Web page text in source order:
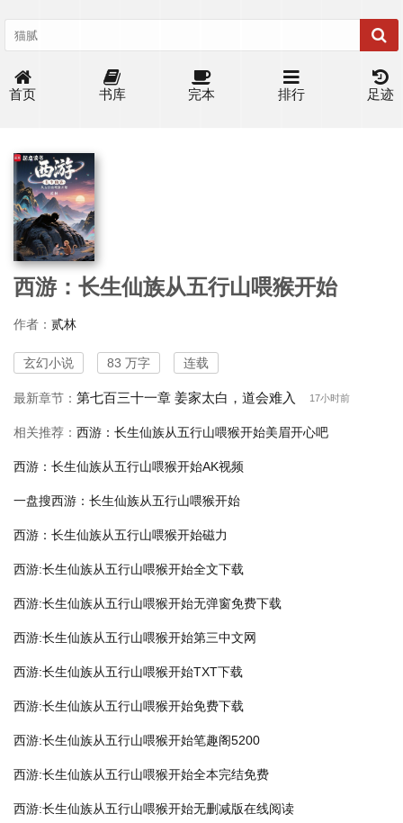
首页 书库 完本 排行 足迹
西游：长生仙族从五行山喂猴开始
作者： 贰林
玄幻小说 83 万字 连载
最新章节： 第七百三十一章 姜家太白，道会难入 17小时前
相关推荐： 西游：长生仙族从五行山喂猴开始美眉开心吧
西游：长生仙族从五行山喂猴开始AK视频
一盘搜西游：长生仙族从五行山喂猴开始
西游：长生仙族从五行山喂猴开始磁力
西游:长生仙族从五行山喂猴开始全文下载
西游:长生仙族从五行山喂猴开始无弹窗免费下载
西游:长生仙族从五行山喂猴开始第三中文网
西游:长生仙族从五行山喂猴开始TXT下载
西游:长生仙族从五行山喂猴开始免费下载
西游:长生仙族从五行山喂猴开始笔趣阁5200
西游:长生仙族从五行山喂猴开始全本完结免费
西游:长生仙族从五行山喂猴开始无删减版在线阅读